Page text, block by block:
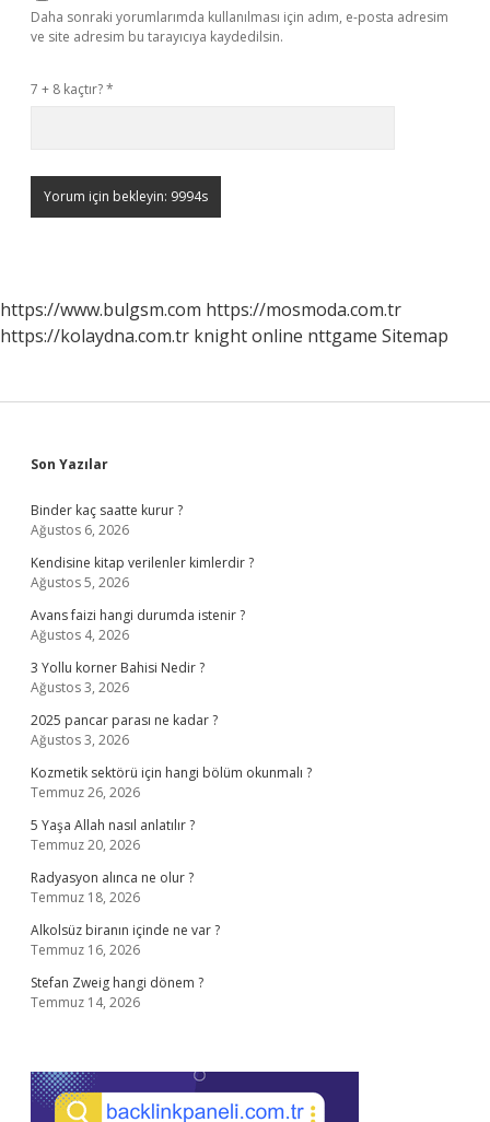
Daha sonraki yorumlarımda kullanılması için adım, e-posta adresim
ve site adresim bu tarayıcıya kaydedilsin.
7 + 8 kaçtır?*
https://www.bulgsm.com https://mosmoda.com.tr
https://kolaydna.com.tr knight online nttgame Sitemap
Sidebar
Son Yazılar
Binder kaç saatte kurur ?
Ağustos 6, 2026
Kendisine kitap verilenler kimlerdir ?
Ağustos 5, 2026
Avans faizi hangi durumda istenir ?
Ağustos 4, 2026
3 Yollu korner Bahisi Nedir ?
Ağustos 3, 2026
2025 pancar parası ne kadar ?
Ağustos 3, 2026
Kozmetik sektörü için hangi bölüm okunmalı ?
Temmuz 26, 2026
5 Yaşa Allah nasıl anlatılır ?
Temmuz 20, 2026
Radyasyon alınca ne olur ?
Temmuz 18, 2026
Alkolsüz biranın içinde ne var ?
Temmuz 16, 2026
Stefan Zweig hangi dönem ?
Temmuz 14, 2026